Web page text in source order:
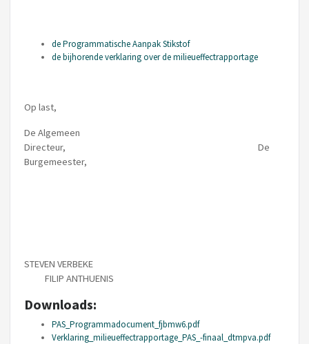
de Programmatische Aanpak Stikstof
de bijhorende verklaring over de milieueffectrapportage
Op last,
De Algemeen
Directeur, De
Burgemeester,
STEVEN VERBEKE
FILIP ANTHUENIS
Downloads:
PAS_Programmadocument_fjbmw6.pdf
Verklaring_milieueffectrapportage_PAS_-finaal_dtmpva.pdf